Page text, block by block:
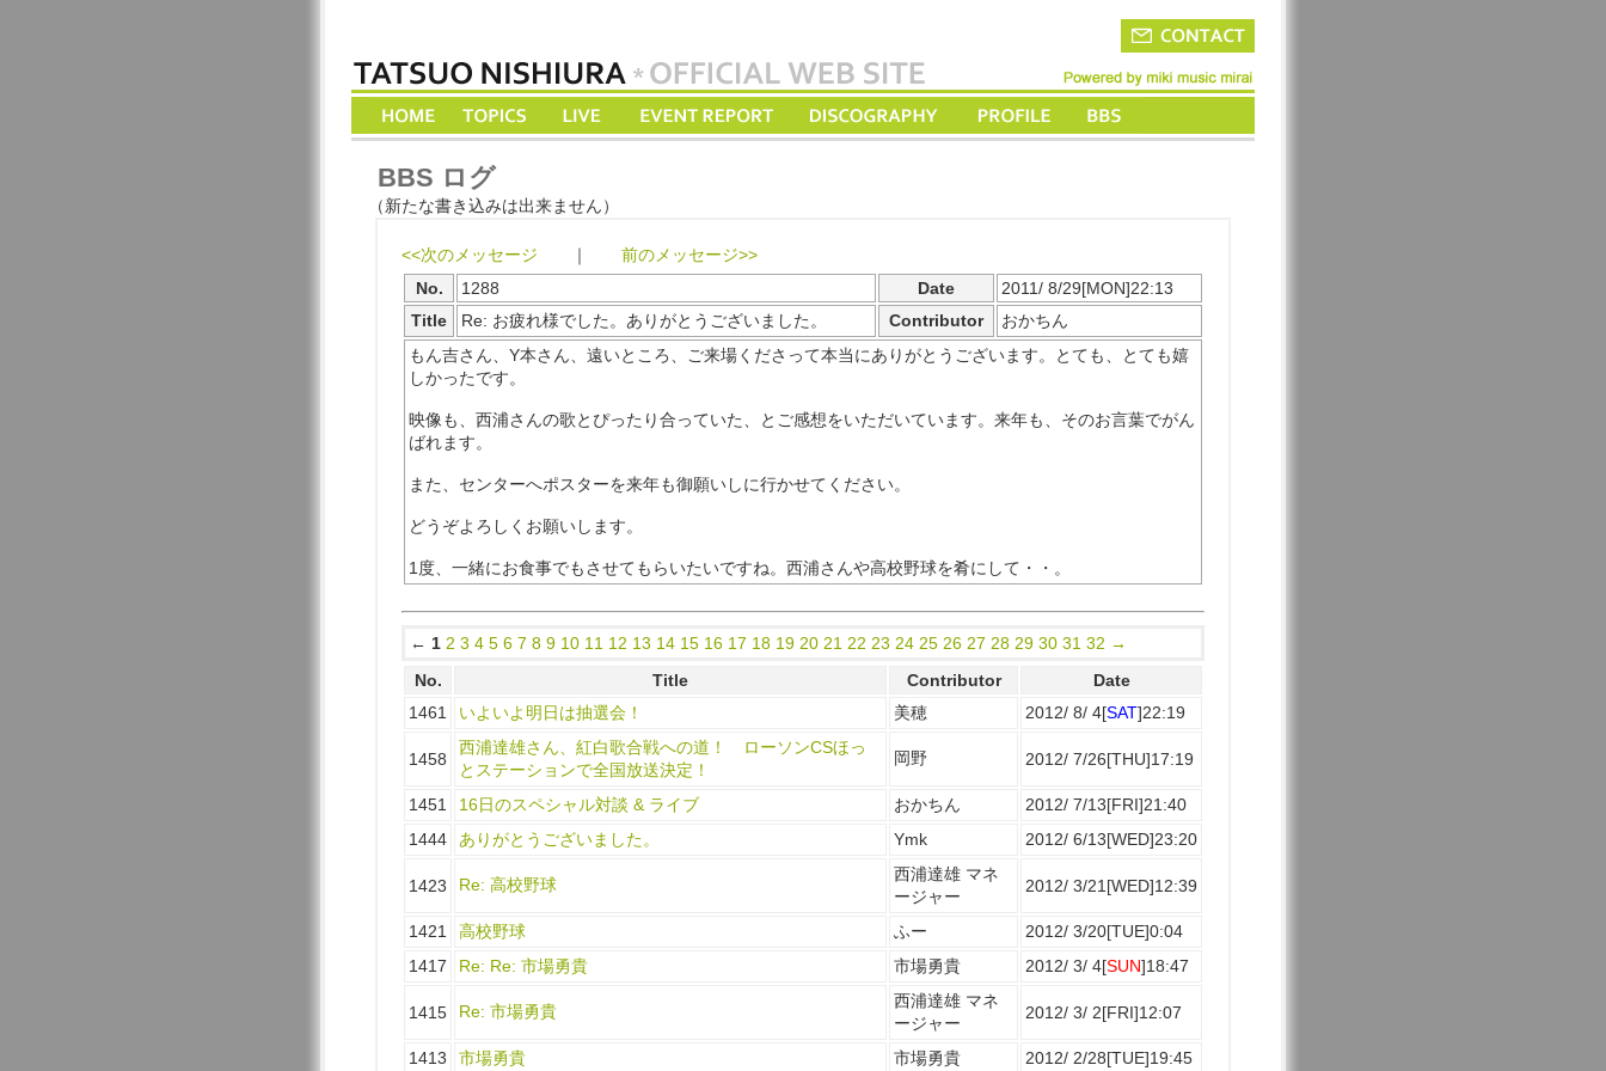
BBS ログ
（新たな書き込みは出来ません）
<<次のメッセージ ｜ 前のメッセージ>>
No.
1288 Date
2011/ 8/29[MON]22:13
Title
Re: お疲れ様でした。ありがとうございました。 Contributor
おかちん
もん吉さん、Y本さん、遠いところ、ご来場くださって本当にありがとうございます。とても、とても嬉
しかったです。
映像も、西浦さんの歌とぴったり合っていた、とご感想をいただいています。来年も、そのお言葉でがん
ばれます。
また、センターへポスターを来年も御願いしに行かせてください。
どうぞよろしくお願いします。
1度、一緒にお食事でもさせてもらいたいですね。西浦さんや高校野球を肴にして・・。
← 1 2 3 4 5 6 7 8 9 10 11 12 13 14 15 16 17 18 19 20 21 22 23 24 25 26 27 28 29 30 31 32 →
No.
Title Contributor
Date
1461
いよいよ明日は抽選会！ 美穂 2012/ 8/ 4[SAT]22:19
1458
西浦達雄さん、紅白歌合戦への道！ ローソンCSほっ
とステーションで全国放送決定！
岡野 2012/ 7/26[THU]17:19
1451 16日のスペシャル対談 & ライブ おかちん
2012/ 7/13[FRI]21:40
1444
ありがとうございました。 Ymk 2012/ 6/13[WED]23:20
1423 Re: 高校野球
西浦達雄 マネ
ージャー
2012/ 3/21[WED]12:39
1421 高校野球 ふー
2012/ 3/20[TUE]0:04
1417
Re: Re: 市場勇貴 市場勇貴 2012/ 3/ 4[SUN]18:47
1415 Re: 市場勇貴
西浦達雄 マネ
ージャー
2012/ 3/ 2[FRI]12:07
1413 市場勇貴 市場勇貴 2012/ 2/28[TUE]19:45